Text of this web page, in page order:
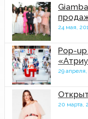
24 мая,
Pop-
29
20 марта,